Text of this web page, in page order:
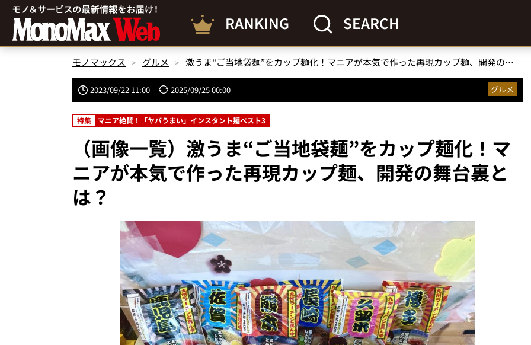
RANKING SEARCH
モノマックス グルメ 激うま“ご当地袋麺”をカップ麺化！マニアが本気で作った再現カップ麺、開発の舞台裏とは？
2023/09/22 11:00 2025/09/25 00:00 グルメ
特集 マニア絶賛！「ヤバうまい」インスタント麺ベスト3
（画像一覧）激うま“ご当地袋麺”をカップ麺化！マ
ニアが本気で作った再現カップ麺、開発の舞台裏と
は？